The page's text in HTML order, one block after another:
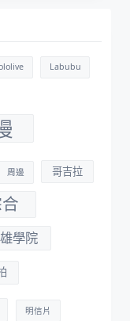
Labubu
周邊 哥吉拉
學院
明信片